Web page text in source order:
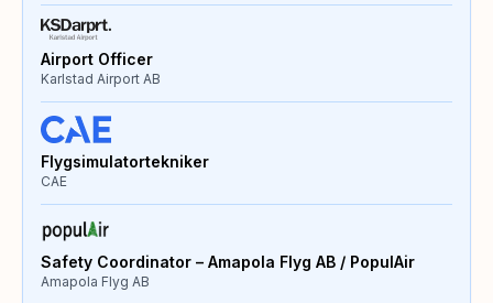
Airport Officer
Karlstad Airport AB
Flygsimulatortekniker
CAE
Safety Coordinator – Amapola Flyg AB / PopulAir
Amapola Flyg AB